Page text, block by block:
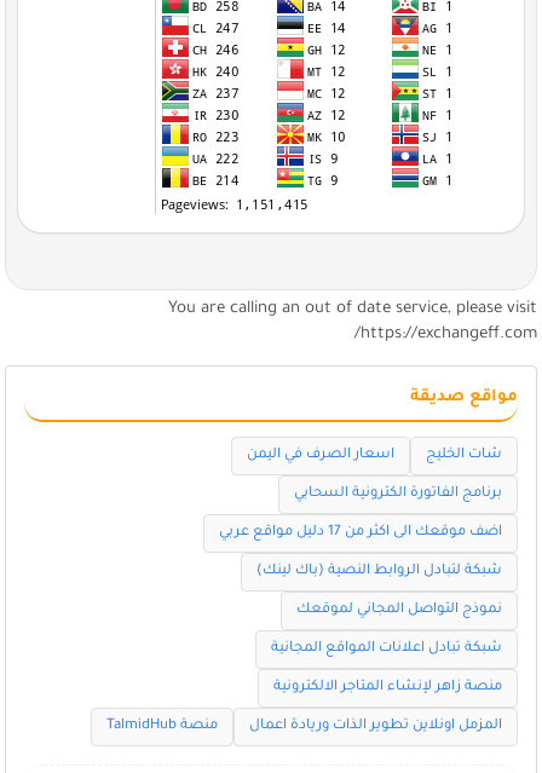
You are calling an out of date service, please visit
https://exchangeff.com/
مواقع صديقة
شات الخليج اسعار الصرف في اليمن
برنامج الفاتورة الكترونية السحابي
اضف موقعك الى اكثر من 17 دليل مواقع عربي
شبكة لتبادل الروابط النصية (باك لينك)
نموذج التواصل المجاني لموقعك
شبكة تبادل اعلانات المواقع المجانية
منصة زاهر لإنشاء المتاجر الالكترونية
المزمل اونلاين تطوير الذات وريادة اعمال منصة TalmidHub